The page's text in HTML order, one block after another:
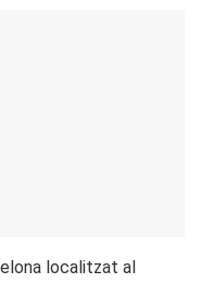
localitzat al